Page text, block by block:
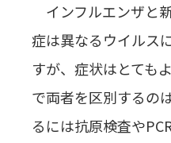
インフルエンザと
症は異なるウイルス
すが、症状はとても
で両者を区別するの
るには抗原検査や